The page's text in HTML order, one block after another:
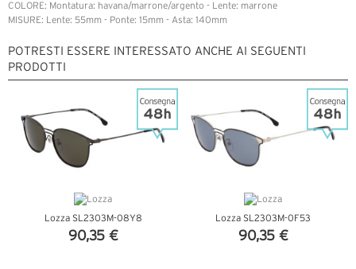
COLORE: Montatura: havana/marrone/argento - Lente: marrone
MISURE: Lente: 55mm - Ponte: 15mm - Asta: 140mm
POTRESTI ESSERE INTERESSATO ANCHE AI SEGUENTI
PRODOTTI
Lozza SL2303M-08Y8
90,35 €
Lozza SL2303M-0F53
90,35 €